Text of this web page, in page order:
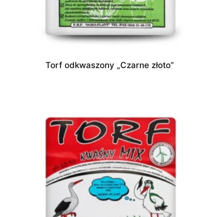
Torf odkwaszony „Czarne złoto”